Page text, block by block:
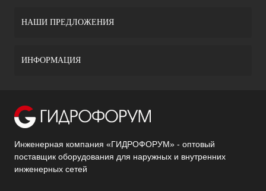
НАШИ ПРЕДЛОЖЕНИЯ
ИНФОРМАЦИЯ
Инженерная компания «ГИДРОФОРУМ» - оптовый
поставщик оборудования для наружных и внутренних
инженерных сетей